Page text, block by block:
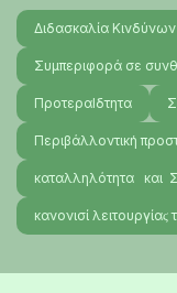
Διδασκαλία Κινδύνων
Συμπεριφορά σε
ΠροτεραΙδτητα
Περιβάλλοντική
καταλληλότητα και
κανονισί